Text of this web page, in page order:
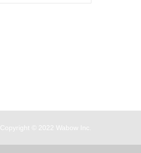
Copyright © 2022 Wabow Inc.